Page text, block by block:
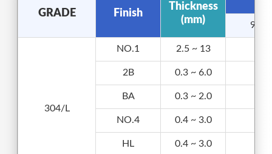
GRADE Finish
Thickness
(mm)
914
304/L
NO.1 2.5 ~ 13
2B 0.3 ~ 6.0
BA 0.3 ~ 2.0
NO.4 0.4 ~ 3.0
HL 0.4 ~ 3.0